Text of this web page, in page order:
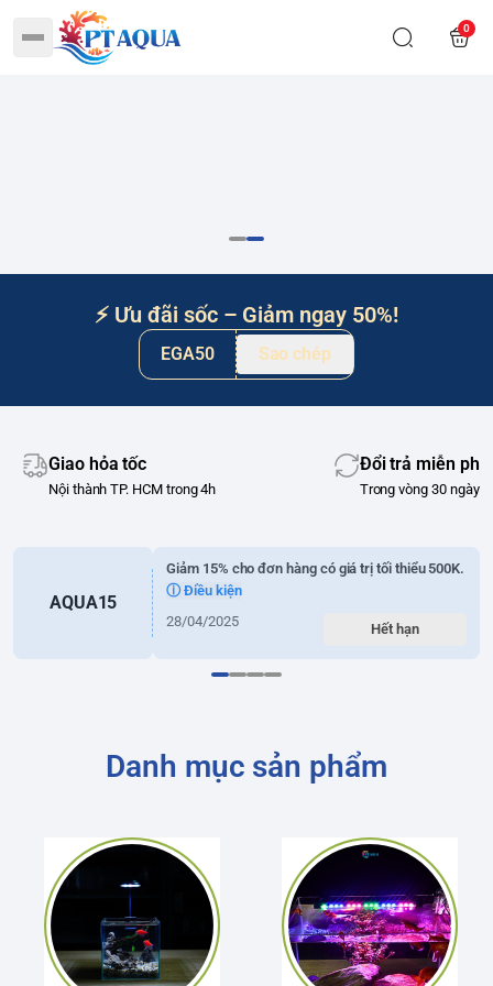
0
⚡ Ưu đãi sốc – Giảm ngay 50%!
EGA50 Sao chép
Giao hỏa tốc
Nội thành TP. HCM trong 4h
Đổi trả miễn phí
Trong vòng 30 ngày
AQUA15
Giảm 15% cho đơn hàng có giá trị tối thiểu 500K.
ⓘ Điều kiện
28/04/2025
Hết hạn
Danh mục sản phẩm